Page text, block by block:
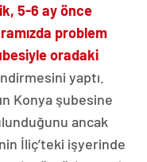
5-6 ay önce
problem
oradaki
yaptı.
Konya şubesine
ancak
İliç’teki işyerinde